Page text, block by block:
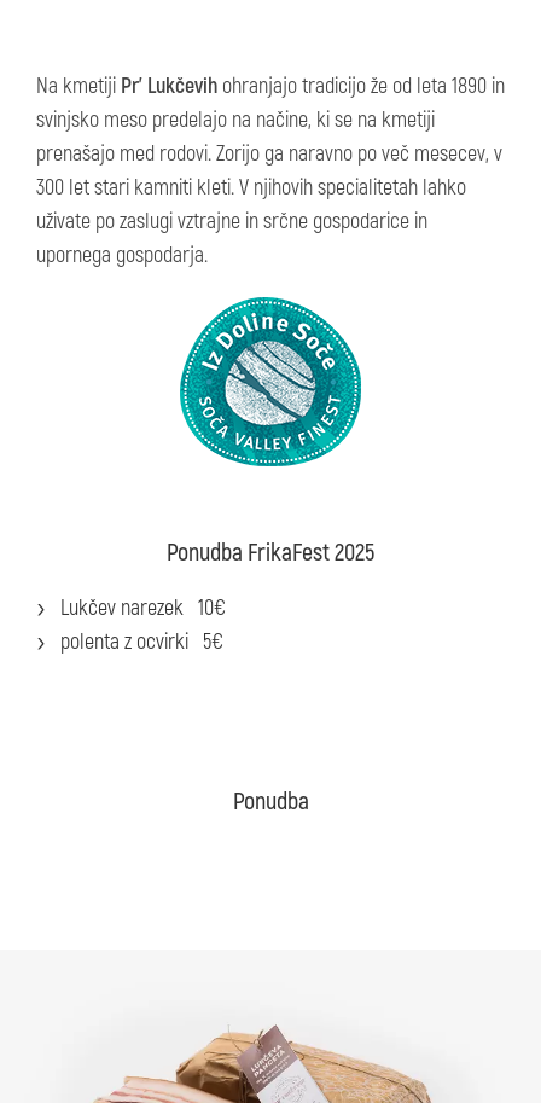
Na kmetiji Pr’ Lukčevih ohranjajo tradicijo že od leta 1890 in
svinjsko meso predelajo na načine, ki se na kmetiji
prenašajo med rodovi. Zorijo ga naravno po več mesecev, v
300 let stari kamniti kleti. V njihovih specialitetah lahko
uživate po zaslugi vztrajne in srčne gospodarice in
upornega gospodarja.
Ponudba FrikaFest 2025
Lukčev narezek 10€
polenta z ocvirki 5€
Ponudba